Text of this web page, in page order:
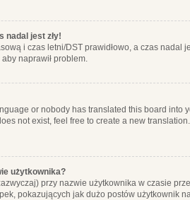
nadal jest zły!
i czas letni/DST prawidłowo, a czas nadal
naprawił problem.
or nobody has translated this board
not exist, feel free to create a new
użytkownika?
przy nazwie użytkownika w czasie
pokazujących jak dużo postów użytkownik